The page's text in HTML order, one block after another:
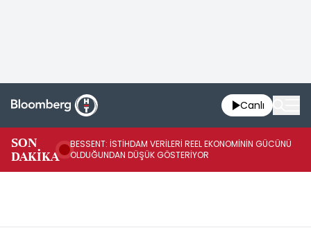
Canlı
SON
DAKİKA
BESSENT: İSTİHDAM VERİLERİ REEL EKONOMİNİN GÜCÜNÜ
OLDUĞUNDAN DÜŞÜK GÖSTERİYOR